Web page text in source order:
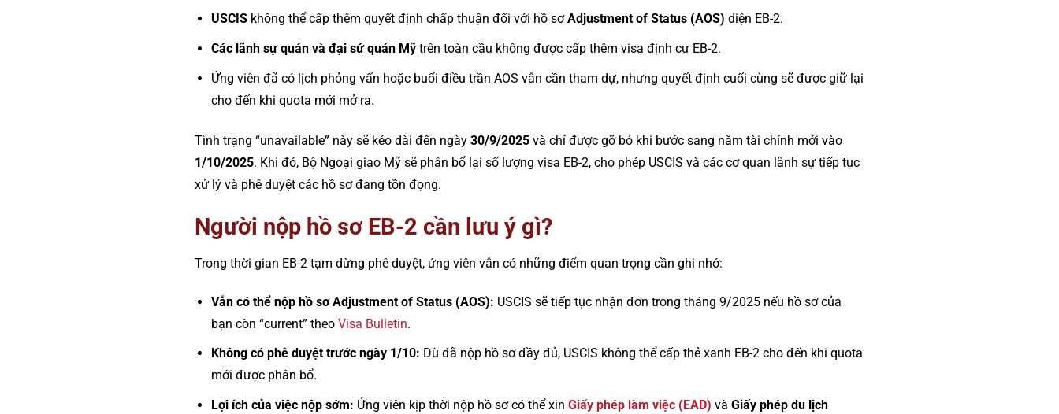
USCISkhông thể cấp thêm quyết định chấp thuận đối với hồ sơAdjustment of Status (AOS) diện EB-2.
Các lãnh sự quán và đại sứ quán Mỹtrên toàn cầu không được cấp thêm visa định cư EB-2.
Ứng viên đã có lịch phỏng vấn hoặc buổi điều trần AOS vẫn cần tham dự, nhưng quyết định cuối cùng sẽ được giữ lại
cho đến khi quota mới mở ra.
Tình trạng “unavailable” này sẽ kéo dài đến ngày 30/9/2025 và chỉ được gỡ bỏ khi bước sang năm tài chính mới vào
1/10/2025. Khi đó, Bộ Ngoại giao Mỹ sẽ phân bổ lại số lượng visa EB-2, cho phép USCIS và các cơ quan lãnh sự tiếp tục
xử lý và phê duyệt các hồ sơ đang tồn đọng.
Người nộp hồ sơ EB-2 cần lưu ý gì?
Trong thời gian EB-2 tạm dừng phê duyệt, ứng viên vẫn có những điểm quan trọng cần ghi nhớ:
Vẫn có thể nộp hồ sơ Adjustment of Status (AOS): USCIS sẽ tiếp tục nhận đơn trong tháng 9/2025 nếu hồ sơ của
bạn còn “current” theo Visa Bulletin.
Không có phê duyệt trước ngày 1/10: Dù đã nộp hồ sơ đầy đủ, USCIS không thể cấp thẻ xanh EB-2 cho đến khi quota
mới được phân bổ.
Lợi ích của việc nộp sớm: Ứng viên kịp thời nộp hồ sơ có thể xin Giấy phép làm việc (EAD) và Giấy phép du lịch